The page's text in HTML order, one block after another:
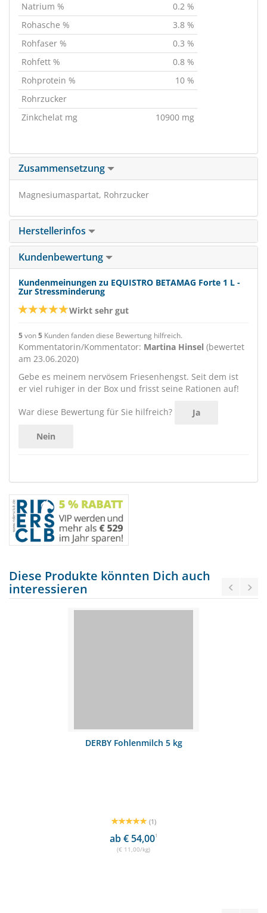
Natrium %
0.2 %
Rohasche %
3.8 %
Rohfaser %
0.3 %
Rohfett %
0.8 %
Rohprotein %
10 %
Rohrzucker
Zinkchelat mg
10900 mg
Zusammensetzung
Magnesiumaspartat, Rohrzucker
Herstellerinfos
Kundenbewertung
Kundenmeinungen zu EQUISTRO BETAMAG Forte 1 L -
Zur Stressminderung
Wirkt sehr gut
5von5 Kunden fanden diese Bewertung hilfreich.
Kommentatorin/Kommentator: Martina Hinsel (bewertet
am 23.06.2020)
Gebe es meinem nervösem Friesenhengst. Seit dem ist
er viel ruhiger in der Box und frisst seine Rationen auf!
War diese Bewertung für Sie hilfreich? Ja
Nein
Diese Produkte könnten Dich auch
interessieren
DERBY Fohlenmilch 5 kg
(1)
ab € 54,001
(€ 11,00/kg)